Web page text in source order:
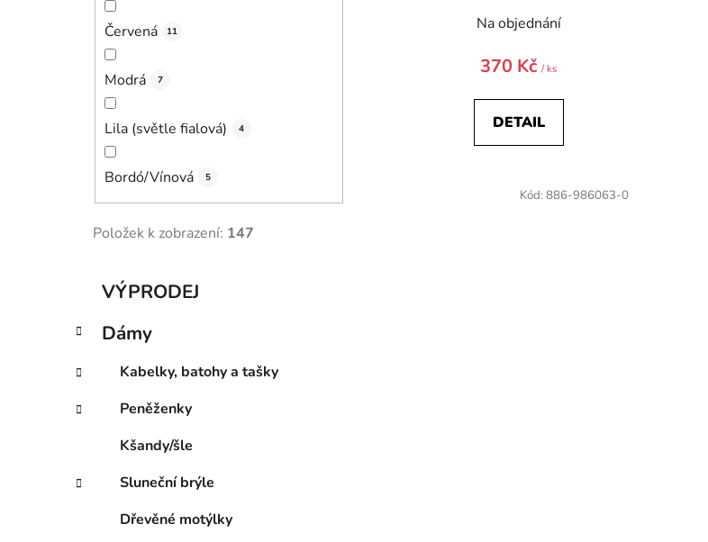
Červená 11
Modrá 7
Lila (světle fialová) 4
Bordó/Vínová 5
Položek k zobrazení: 147
Přeskočit
kategorie
e
o
i
VÝPRODEJ
Dámy
Kabelky, batohy a tašky
Peněženky
Kšandy/šle
Sluneční brýle
Dřevěné motýlky
Na objednání
370 Kč/ ks
DETAIL
Kód: 886-986063-0